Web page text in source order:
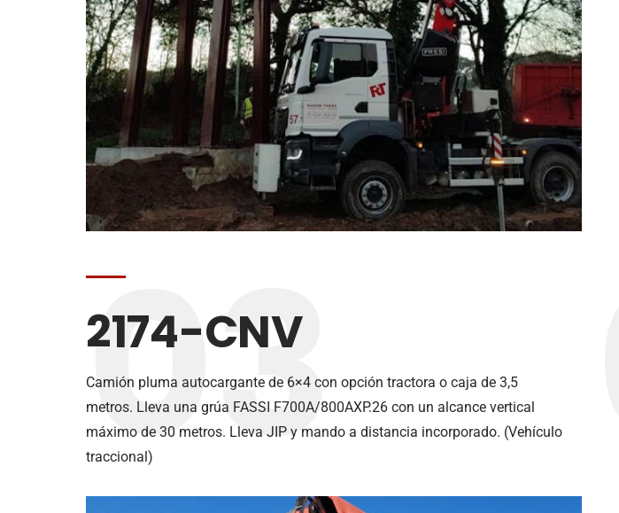
03
2174-CNV
Camión pluma autocargante de 6×4 con opción tractora o caja de 3,5
metros. Lleva una grúa FASSI F700A/800AXP.26 con un alcance vertical
máximo de 30 metros. Lleva JIP y mando a distancia incorporado. (Vehículo
traccional)